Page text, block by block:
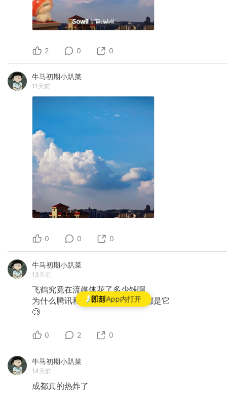
App内打开
2 0 0
牛马初期小趴菜
11天前
0 0 0
牛马初期小趴菜
13天前
飞鹤究竟在流媒体花了多少钱啊
​为什么腾讯和爱奇艺的贴片广告都是它
🥲
0 2 0
牛马初期小趴菜
14天前
成都真的热炸了